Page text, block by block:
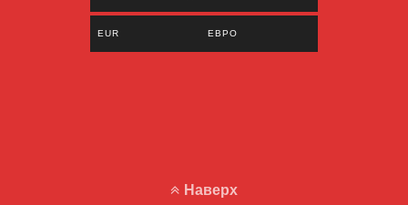
EUR ЕВРО
Наверх